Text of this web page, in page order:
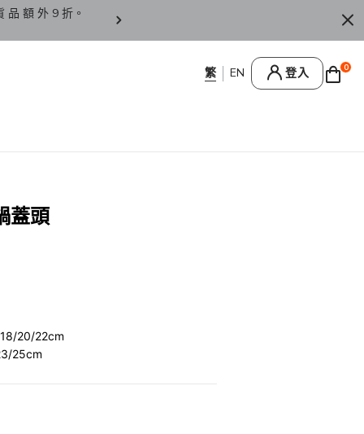
品 額 外 9 折。 香 港 / 澳 門 訂 單 滿
登入 0
蓋頭
20/22cm
25cm